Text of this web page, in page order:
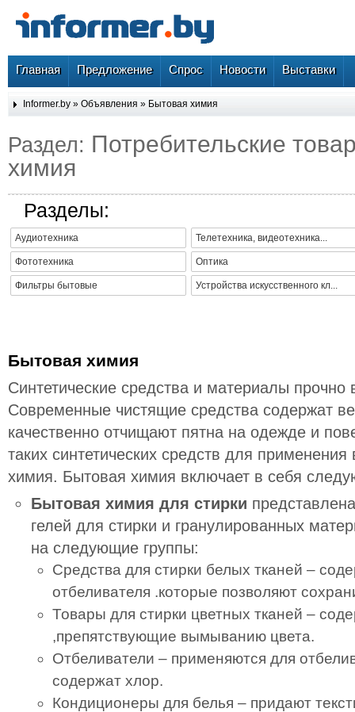
Главная Предложение Спрос Новости Выставки
Informer.by » Объявления » Бытовая химия
Раздел: Потребительские
химия
Разделы:
Аудиотехника Телетехника, видеотехника...
Фототехника Оптика
Фильтры бытовые Устройства искусственного кл...
Бытовая химия
Синтетические средства и материалы
Современные чистящие средства содержат
качественно отчищают пятна на одежде и
таких синтетических средств для
химия. Бытовая химия включает в себя
Бытовая химия для стирки
гелей для стирки и гранулированных
на следующие группы:
Средства для стирки белых тканей –
отбеливателя .которые позволяют
Товары для стирки цветных тканей –
,препятствующие вымыванию цвета.
Отбеливатели – применяются для
содержат хлор.
Кондиционеры для белья – придают